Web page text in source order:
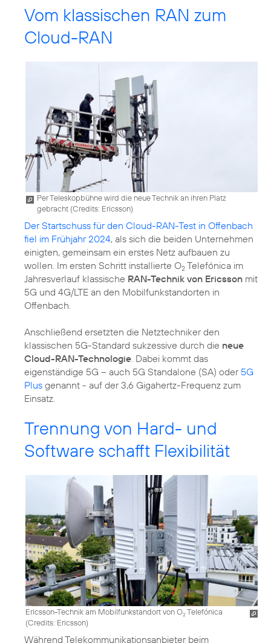
Vom klassischen RAN zum
Cloud-RAN
Per Teleskopbühne wird die neue Technik an ihren Platz
gebracht (Credits: Ericsson)
Der Startschuss für den Cloud-RAN-Test in Offenbach
fiel im Frühjahr 2024, als sich die beiden Unternehmen
einigten, gemeinsam ein erstes Netz aufbauen zu
wollen. Im ersten Schritt installierte O2 Telefónica im
Jahresverlauf klassische RAN-Technik von Ericsson mit
5G und 4G/LTE an den Mobilfunkstandorten in
Offenbach.
Anschließend ersetzten die Netztechniker den
klassischen 5G-Standard sukzessive durch die neue
Cloud-RAN-Technologie. Dabei kommt das
eigenständige 5G – auch 5G Standalone (SA) oder 5G
Plus genannt - auf der 3,6 Gigahertz-Frequenz zum
Einsatz.
Trennung von Hard- und
Software schafft Flexibilität
Ericsson-Technik am Mobilfunkstandort von O2Telefónica
(Credits: Ericsson)
Während Telekommunikationsanbieter beim